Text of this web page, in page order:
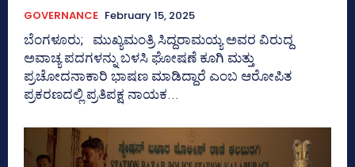
GOVERNANCE February 15, 2025
ಬೆಂಗಳೂರು; ಮುಖ್ಯಮಂತ್ರಿ ಸಿದ್ದರಾಮಯ್ಯ ಅವರ ವಿರುದ್ದ
ಅವಾಚ್ಯ ಪದಗಳನ್ನು ಬಳಸಿ ಘೋಷಣೆ ಕೂಗಿ ಮತ್ತು
ಪ್ರಚೋದನಾಕಾರಿ ಭಾಷಣ ಮಾಡಿದ್ದಾರೆ ಎಂಬ ಆರೋಪಿತ
ಪ್ರಕರಣದಲ್ಲಿ ಪ್ರತಿಪಕ್ಷ ನಾಯಕ...